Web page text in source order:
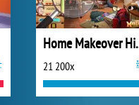
Home
21 200x